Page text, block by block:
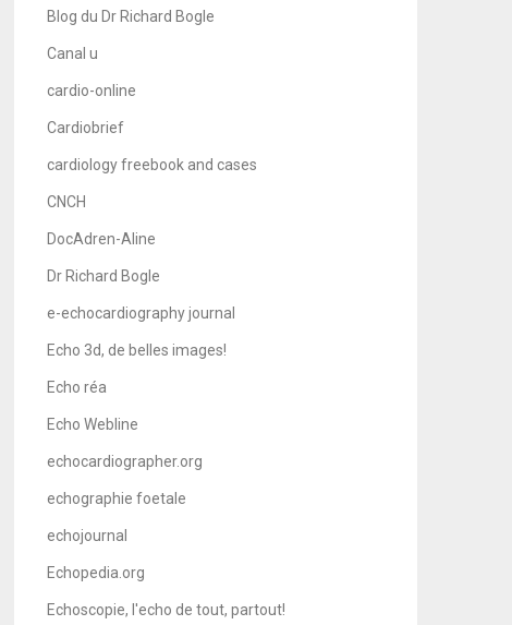
Blog du Dr Richard Bogle
Canal u
cardio-online
Cardiobrief
cardiology freebook and cases
CNCH
DocAdren-Aline
Dr Richard Bogle
e-echocardiography journal
Echo 3d, de belles images!
Echo réa
Echo Webline
echocardiographer.org
echographie foetale
echojournal
Echopedia.org
Echoscopie, l'echo de tout, partout!